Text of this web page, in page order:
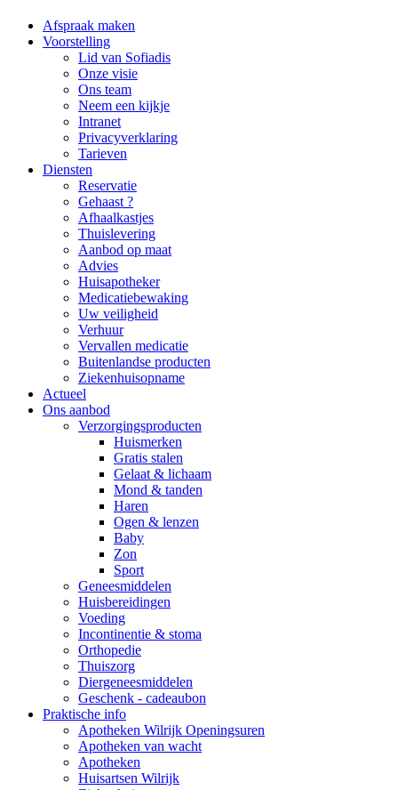
Afspraak maken
Voorstelling
Lid van Sofiadis
Onze visie
Ons team
Neem een kijkje
Intranet
Privacyverklaring
Tarieven
Diensten
Reservatie
Gehaast ?
Afhaalkastjes
Thuislevering
Aanbod op maat
Advies
Huisapotheker
Medicatiebewaking
Uw veiligheid
Verhuur
Vervallen medicatie
Buitenlandse producten
Ziekenhuisopname
Actueel
Ons aanbod
Verzorgingsproducten
Huismerken
Gratis stalen
Gelaat & lichaam
Mond & tanden
Haren
Ogen & lenzen
Baby
Zon
Sport
Geneesmiddelen
Huisbereidingen
Voeding
Incontinentie & stoma
Orthopedie
Thuiszorg
Diergeneesmiddelen
Geschenk - cadeaubon
Praktische info
Apotheken Wilrijk Openingsuren
Apotheken van wacht
Apotheken
Huisartsen Wilrijk